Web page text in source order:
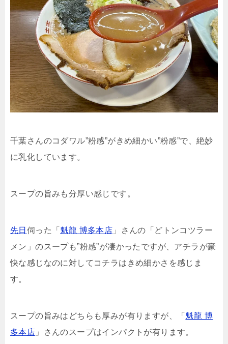
千葉さんのコダワル”粉感”がきめ細かい”粉感”で、絶妙
に乳化しています。
スープの旨みも分厚い感じです。
先日 伺った「 魁龍 博多本店 」さんの「どトンコツラー
メン」のスープも”粉感”が凄かったですが、アチラが豪
快な感じなのに対してコチラはきめ細かさを感じま
す。
スープの旨みはどちらも厚みが有りますが、「 魁龍 博
多本店 」さんのスープはインパクトが有ります。